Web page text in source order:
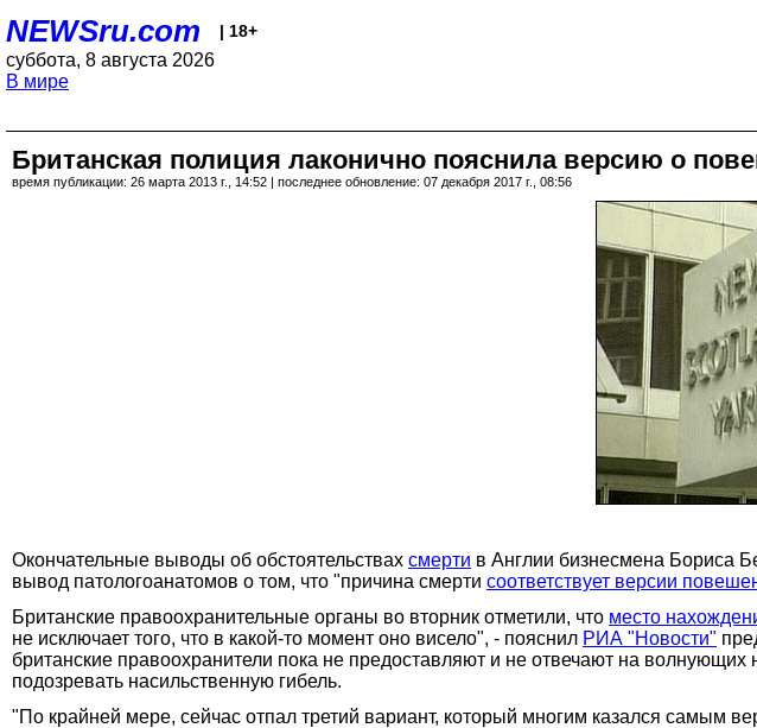
NEWSru.com | 18+
суббота, 8 августа 2026
В мире
Британская полиция лаконично пояснила версию о
время публикации: 26 марта 2013 г., 14:52 | последнее обновление: 07 декабря 2017 г., 08:56
Окончательные выводы об обстоятельствах смерти в Англии бизнесмена Бориса
вывод патологоанатомов о том, что "причина смерти соответствует версии
Британские правоохранительные органы во вторник отметили, что место
не исключает того, что в какой-то момент оно висело", - пояснил РИА "Новости"
британские правоохранители пока не предоставляют и не отвечают на
подозревать насильственную гибель.
"По крайней мере, сейчас отпал третий вариант, который многим казался самым